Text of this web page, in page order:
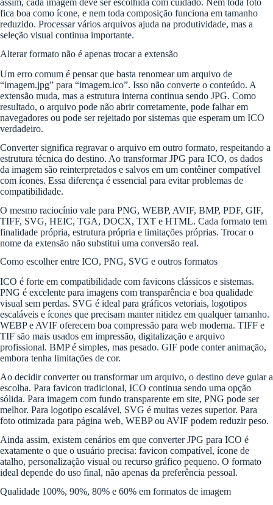
assim, cada imagem deve ser escolhida com cuidado. Nem toda foto
fica boa como ícone, e nem toda composição funciona em tamanho
reduzido. Processar vários arquivos ajuda na produtividade, mas a
seleção visual continua importante.
Alterar formato não é apenas trocar a extensão
Um erro comum é pensar que basta renomear um arquivo de
“imagem.jpg” para “imagem.ico”. Isso não converte o conteúdo. A
extensão muda, mas a estrutura interna continua sendo JPG. Como
resultado, o arquivo pode não abrir corretamente, pode falhar em
navegadores ou pode ser rejeitado por sistemas que esperam um ICO
verdadeiro.
Converter significa regravar o arquivo em outro formato, respeitando a
estrutura técnica do destino. Ao transformar JPG para ICO, os dados
da imagem são reinterpretados e salvos em um contêiner compatível
com ícones. Essa diferença é essencial para evitar problemas de
compatibilidade.
O mesmo raciocínio vale para PNG, WEBP, AVIF, BMP, PDF, GIF,
TIFF, SVG, HEIC, TGA, DOCX, TXT e HTML. Cada formato tem
finalidade própria, estrutura própria e limitações próprias. Trocar o
nome da extensão não substitui uma conversão real.
Como escolher entre ICO, PNG, SVG e outros formatos
ICO é forte em compatibilidade com favicons clássicos e sistemas.
PNG é excelente para imagens com transparência e boa qualidade
visual sem perdas. SVG é ideal para gráficos vetoriais, logotipos
escaláveis e ícones que precisam manter nitidez em qualquer tamanho.
WEBP e AVIF oferecem boa compressão para web moderna. TIFF e
TIF são mais usados em impressão, digitalização e arquivo
profissional. BMP é simples, mas pesado. GIF pode conter animação,
embora tenha limitações de cor.
Ao decidir converter ou transformar um arquivo, o destino deve guiar a
escolha. Para favicon tradicional, ICO continua sendo uma opção
sólida. Para imagem com fundo transparente em site, PNG pode ser
melhor. Para logotipo escalável, SVG é muitas vezes superior. Para
foto otimizada para página web, WEBP ou AVIF podem reduzir peso.
Ainda assim, existem cenários em que converter JPG para ICO é
exatamente o que o usuário precisa: favicon compatível, ícone de
atalho, personalização visual ou recurso gráfico pequeno. O formato
ideal depende do uso final, não apenas da preferência pessoal.
Qualidade 100%, 90%, 80% e 60% em formatos de imagem